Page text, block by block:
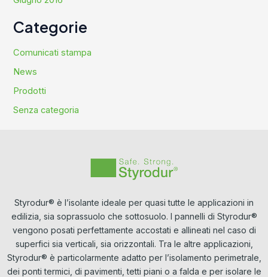
Categorie
Comunicati stampa
News
Prodotti
Senza categoria
Styrodur® è l’isolante ideale per quasi tutte le applicazioni in
edilizia, sia soprassuolo che sottosuolo. I pannelli di Styrodur®
vengono posati perfettamente accostati e allineati nel caso di
superfici sia verticali, sia orizzontali. Tra le altre applicazioni,
Styrodur® è particolarmente adatto per l’isolamento perimetrale,
dei ponti termici, di pavimenti, tetti piani o a falda e per isolare le